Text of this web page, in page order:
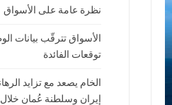
نظرة عامة على الأسواق
الأسواق تترقّب بيانات
توقعات الفائدة
الخام يصعد مع تزايد
إيران وسلطنة عُمان